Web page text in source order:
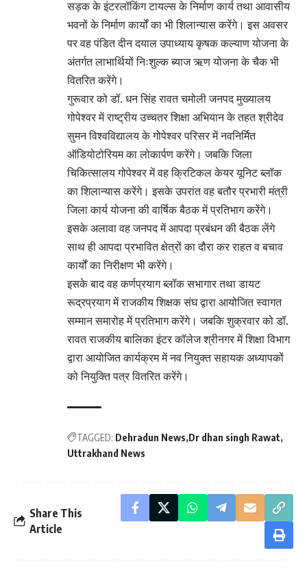
सड़क के इंटरलॉकिंग टायल्स के निर्माण कार्य तथा आवासीय
भवनों के निर्माण कार्यों का भी शिलान्यास करेंगे। इस अवसर
पर वह पंडित दीन दयाल उपाध्याय कृषक कल्याण योजना के
अंतर्गत लाभार्थियों निःशुल्क ब्याज ऋण योजना के चैक भी
वितरित करेंगे।
गुरूवार को डॉ. धन सिंह रावत चमोली जनपद मुख्यालय
गोपेश्वर में राष्ट्रीय उच्चतर शिक्षा अभियान के तहत श्रीदेव
सुमन विश्वविद्यालय के गोपेश्वर परिसर में नवनिर्मित
ऑडियोटोरियम का लोकार्पण करेंगे। जबकि जिला
चिकित्सालय गोपेश्वर में वह क्रिटिकल केयर यूनिट ब्लॉक
का शिलान्यास करेंगे। इसके उपरांत वह बतौर प्रभारी मंत्री
जिला कार्य योजना की वार्षिक बैठक में प्रतिभाग करेंगे।
इसके अलावा वह जनपद में आपदा प्रबंधन की बैठक लेंगे
साथ ही आपदा प्रभावित क्षेत्रों का दौरा कर राहत व बचाव
कार्यों का निरीक्षण भी करेंगे।
इसके बाद वह कर्णप्रयाग ब्लॉक सभागार तथा डायट
रूद्रप्रयाग में राजकीय शिक्षक संघ द्वारा आयोजित स्वागत
सम्मान समारोह में प्रतिभाग करेंगे। जबकि शुक्रवार को डॉ.
रावत राजकीय बालिका इंटर कॉलेज श्रीनगर में शिक्षा विभाग
द्वारा आयोजित कार्यक्रम में नव नियुक्त सहायक अध्यापकों
को नियुक्ति पत्र वितरित करेंगे।
TAGGED: Dehradun News Dr dhan singh Rawat
Uttrakhand News
Share This
Article